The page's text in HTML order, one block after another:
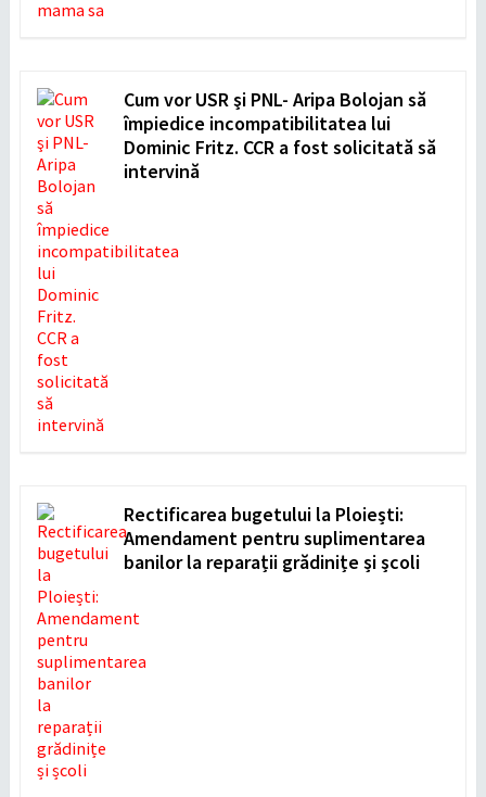
Cum vor USR şi PNL- Aripa Bolojan să
împiedice incompatibilitatea lui
Dominic Fritz. CCR a fost solicitată să
intervină
Rectificarea bugetului la Ploiești:
Amendament pentru suplimentarea
banilor la reparații grădinițe și școli